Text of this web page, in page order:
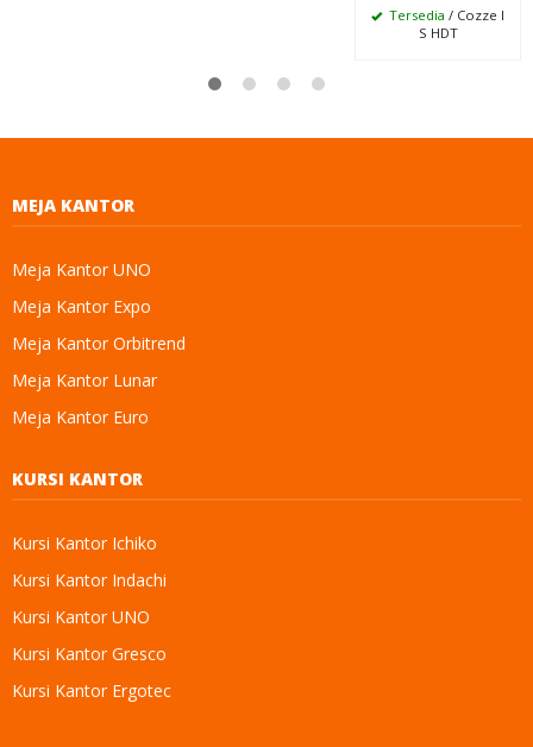
Tersedia / Cozze I
S HDT
MEJA KANTOR
Meja Kantor UNO
Meja Kantor Expo
Meja Kantor Orbitrend
Meja Kantor Lunar
Meja Kantor Euro
KURSI KANTOR
Kursi Kantor Ichiko
Kursi Kantor Indachi
Kursi Kantor UNO
Kursi Kantor Gresco
Kursi Kantor Ergotec